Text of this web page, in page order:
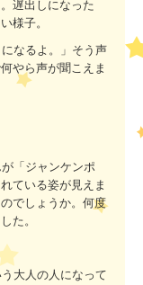
遅出しになった
様子。
なるよ。」そう声
やら声が聞こえま
「ジャンケンポ
ている姿が見えま
でしょうか。何度
た。
大人の人になって